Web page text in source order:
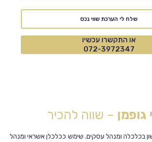
שלח לי הערכת שווי נכס
או התקשרו עכשיו
072-3972347
גופמן – שווה להכיר
בכלכלה ומנהל עסקים. שימש ככלכלן אשראי ומנהל